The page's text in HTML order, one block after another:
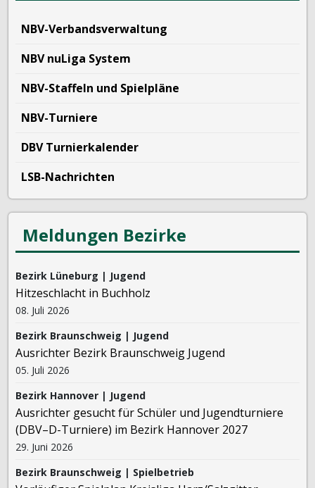
NBV-Verbandsverwaltung
NBV nuLiga System
NBV-Staffeln und Spielpläne
NBV-Turniere
DBV Turnierkalender
LSB-Nachrichten
Meldungen Bezirke
Bezirk Lüneburg | Jugend
Hitzeschlacht in Buchholz
08. Juli 2026
Bezirk Braunschweig | Jugend
Ausrichter Bezirk Braunschweig Jugend
05. Juli 2026
Bezirk Hannover | Jugend
Ausrichter gesucht für Schüler und Jugendturniere
(DBV–D-Turniere) im Bezirk Hannover 2027
29. Juni 2026
Bezirk Braunschweig | Spielbetrieb